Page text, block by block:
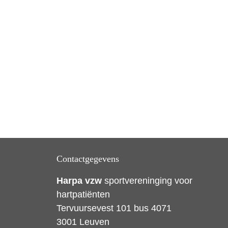
Contactgegevens
Harpa vzw sportvereninging voor
hartpatiënten
Tervuursevest 101 bus 4071
3001 Leuven